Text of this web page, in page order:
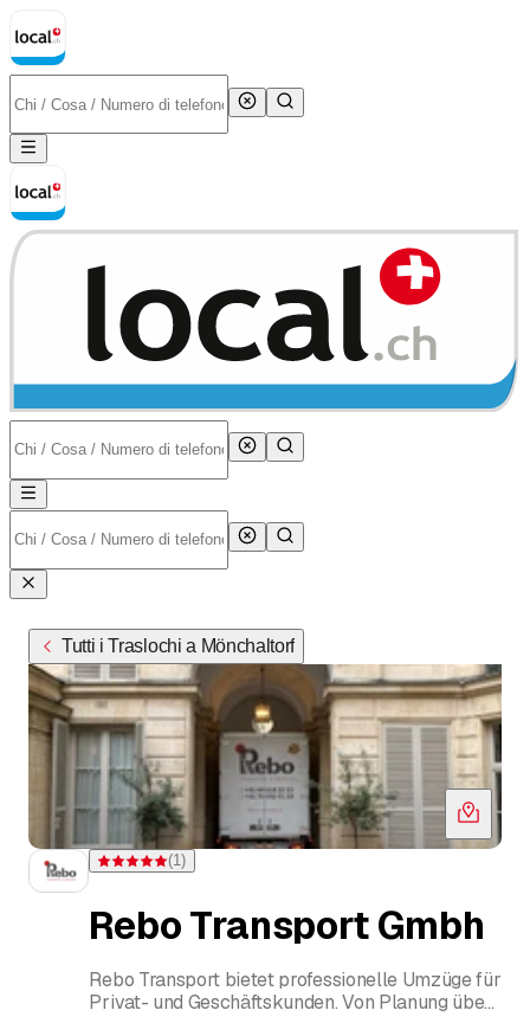
Tutti i Traslochi a Mönchaltorf
Valutazione 5 di 5 stelle su una valutazione
(1)
Rebo Transport Gmbh
Rebo Transport bietet professionelle Umzüge für
Privat- und Geschäftskunden. Von Planung über